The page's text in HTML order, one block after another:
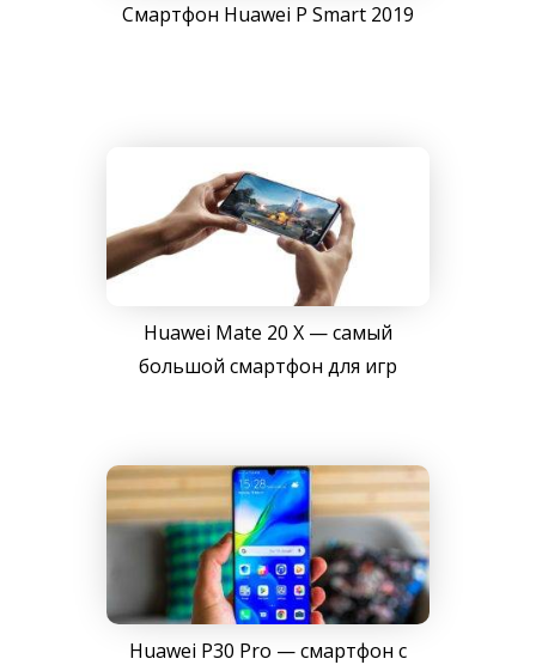
Смартфон Huawei P Smart 2019
Huawei Mate 20 X — самый
большой смартфон для игр
Huawei P30 Pro — смартфон с